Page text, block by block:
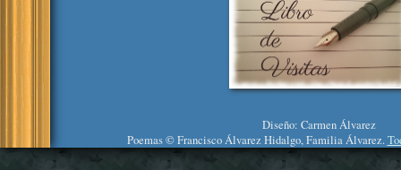
Diseño: Carmen Álvarez
Poemas © Francisco Álvarez Hidalgo, Familia Álvarez.